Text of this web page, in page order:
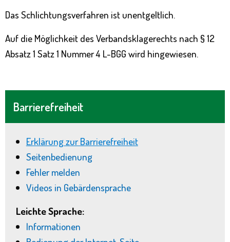
Barrierefreiheit
Erklärung zur Barrierefreiheit
Seitenbedienung
Fehler melden
Videos in Gebärdensprache
Leichte Sprache:
Informationen
Das Schlichtungsverfahren ist unentgeltlich.
Auf die Möglichkeit des Verbandsklagerechts nach § 12
Absatz 1 Satz 1 Nummer 4 L-BGG wird hingewiesen.